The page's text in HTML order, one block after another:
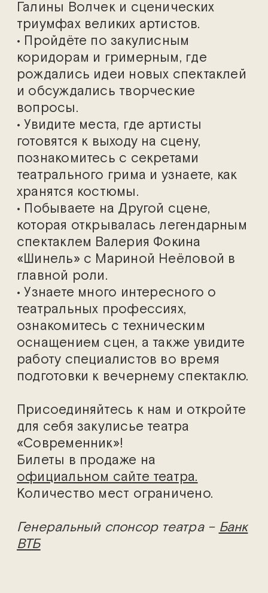
Галины Волчек и сценических
триумфах великих артистов.
• Пройдёте по закулисным
коридорам и гримерным, где
рождались идеи новых спектаклей
и обсуждались творческие
вопросы.
• Увидите места, где артисты
готовятся к выходу на сцену,
познакомитесь с секретами
театрального грима и узнаете, как
хранятся костюмы.
• Побываете на Другой сцене,
которая открывалась легендарным
спектаклем Валерия Фокина
«Шинель» с Мариной Неёловой в
главной роли.
• Узнаете много интересного о
театральных профессиях,
ознакомитесь с техническим
оснащением сцен, а также увидите
работу специалистов во время
подготовки к вечернему спектаклю.
Присоединяйтесь к нам и откройте
для себя закулисье театра
«Современник»!
Билеты в продаже на
официальном сайте театра.
Количество мест ограничено.
Генеральный спонсор театра – Банк
ВТБ